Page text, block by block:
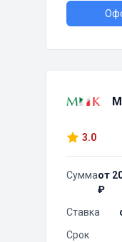
3.0
Суммаот
₽
Ставка
Срок